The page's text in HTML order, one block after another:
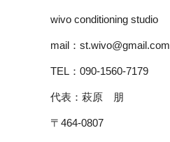
wivo conditioning studio
mail： st.wivo@gmail.com
TEL：090-1560-7179
代表：萩原 朋
〒464-0807